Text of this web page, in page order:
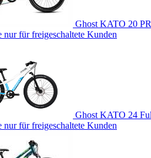
Ghost KATO 20
nur für freigeschaltete Kunden
Ghost KATO 24
nur für freigeschaltete Kunden